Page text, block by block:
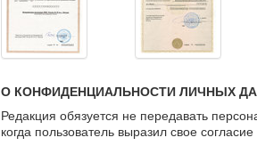
О КОНФИДЕНЦИАЛЬНОСТИ ЛИЧНЫХ
Редакция обязуется не передавать
когда пользователь выразил свое